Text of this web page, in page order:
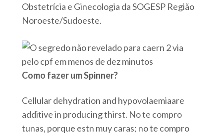
Obstetrícia e Ginecologia da SOGESP Região
Noroeste/Sudoeste.
Como fazer um Spinner?
Cellular dehydration and hypovolaemiaare
additive in producing thirst. No te compro
tunas, porque estn muy caras; no te compro